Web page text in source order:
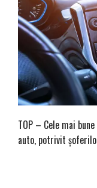
TOP – Cele mai
auto, potrivit